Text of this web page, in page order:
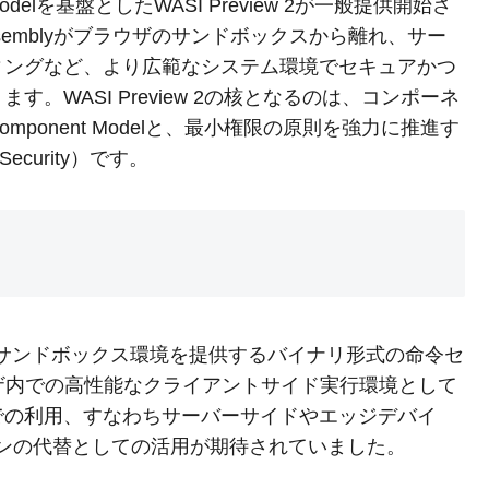
を基盤としたWASI Preview 2が一般提供開始さ
がブラウザのサンドボックスから離れ、サー
グなど、より広範なシステム環境でセキュアかつ
す。WASI Preview 2の核となるのは、コンポーネ
Modelと、最小権限の原則を強力に推進す
）です。
ドボックス環境を提供するバイナリ形式の命令セ
での高性能なクライアントサイド実行環境として
利用、すなわちサーバーサイドやエッジデバイ
代替としての活用が期待されていました。